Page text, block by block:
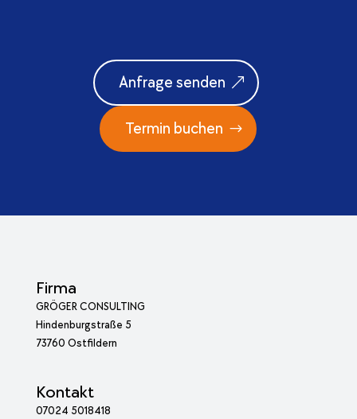
Anfrage senden
Termin buchen
Firma
GRÖGER CONSULTING
Hindenburgstraße 5
73760 Ostfildern
Kontakt
07024 5018418